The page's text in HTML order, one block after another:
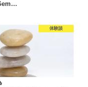
体験談